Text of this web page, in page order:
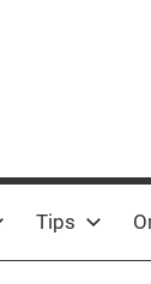
Tips